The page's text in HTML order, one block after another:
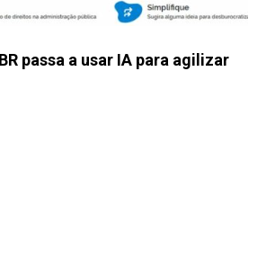
passa a usar IA para agilizar